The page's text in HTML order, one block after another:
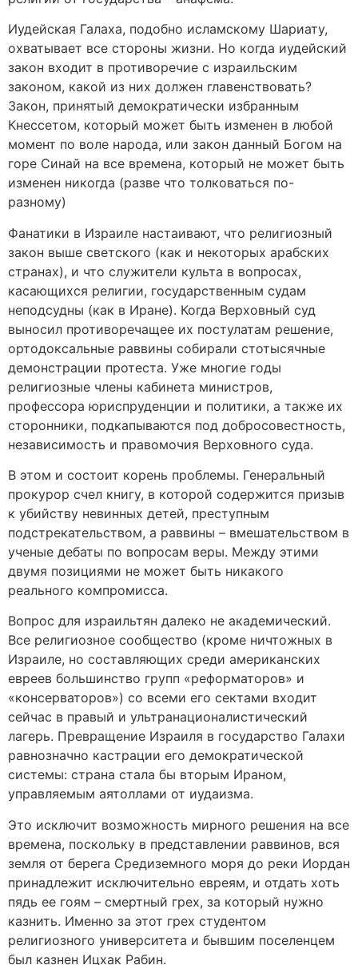
Иудейская Галаха, подобно исламскому Шариату,
охватывает все стороны жизни. Но когда иудейский
закон входит в противоречие с израильским
законом, какой из них должен главенствовать?
Закон, принятый демократически избранным
Кнессетом, который может быть изменен в любой
момент по воле народа, или закон данный Богом на
горе Синай на все времена, который не может быть
изменен никогда (разве что толковаться по-
разному)
Фанатики в Израиле настаивают, что религиозный
закон выше светского (как и некоторых арабских
странах), и что служители культа в вопросах,
касающихся религии, государственным судам
неподсудны (как в Иране). Когда Верховный суд
выносил противоречащее их постулатам решение,
ортодоксальные раввины собирали стотысячные
демонстрации протеста. Уже многие годы
религиозные члены кабинета министров,
профессора юриспруденции и политики, а также их
сторонники, подкапываются под добросовестность,
независимость и правомочия Верховного суда.
В этом и состоит корень проблемы. Генеральный
прокурор счел книгу, в которой содержится призыв
к убийству невинных детей, преступным
подстрекательством, а раввины – вмешательством в
ученые дебаты по вопросам веры. Между этими
двумя позициями не может быть никакого
реального компромисса.
Вопрос для израильтян далеко не академический.
Все религиозное сообщество (кроме ничтожных в
Израиле, но составляющих среди американских
евреев большинство групп «реформаторов» и
«консерваторов») со всеми его сектами входит
сейчас в правый и ультранационалистический
лагерь. Превращение Израиля в государство Галахи
равнозначно кастрации его демократической
системы: страна стала бы вторым Ираном,
управляемым аятоллами от иудаизма.
Это исключит возможность мирного решения на все
времена, поскольку в представлении раввинов, вся
земля от берега Средиземного моря до реки Иордан
принадлежит исключительно евреям, и отдать хоть
пядь ее гоям – смертный грех, за который нужно
казнить. Именно за этот грех студентом
религиозного университета и бывшим поселенцем
был казнен Ицхак Рабин.